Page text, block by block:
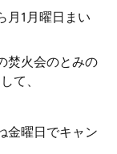
月1月曜日まい
焚火会のとみの
て、
金曜日でキャン